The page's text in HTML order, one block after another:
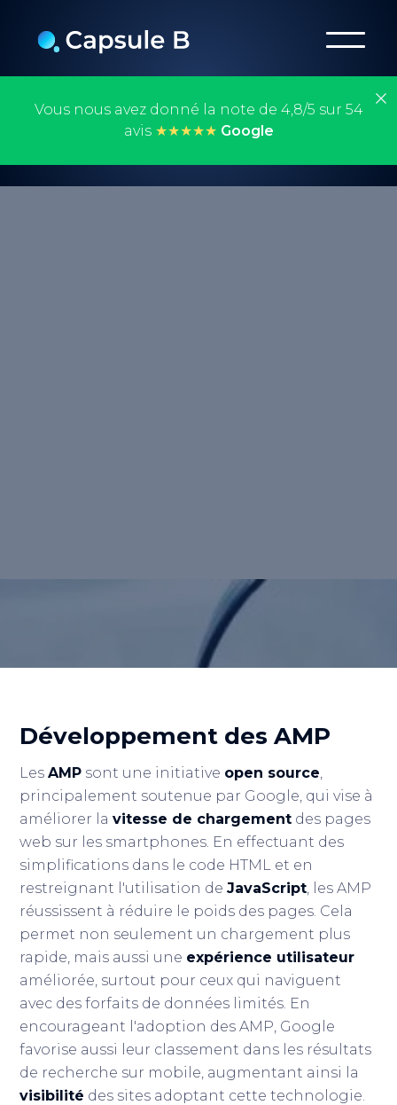
Vous nous avez donné la note de 4,8/5 sur 54
avis ★★★★★ Google
Développement des AMP
LesAMP sont une initiative open source,
principalement soutenue par Google, qui vise à
améliorer lavitesse de chargement des pages
web sur les smartphones. En effectuant des
simplifications dans le code HTML et en
restreignant l'utilisation deJavaScript, les AMP
réussissent à réduire le poids des pages. Cela
permet non seulement un chargement plus
rapide, mais aussi une expérience utilisateur
améliorée, surtout pour ceux qui naviguent
avec des forfaits de données limités. En
encourageant l'adoption des AMP, Google
favorise aussi leur classement dans les résultats
de recherche sur mobile, augmentant ainsi la
visibilité des sites adoptant cette technologie.